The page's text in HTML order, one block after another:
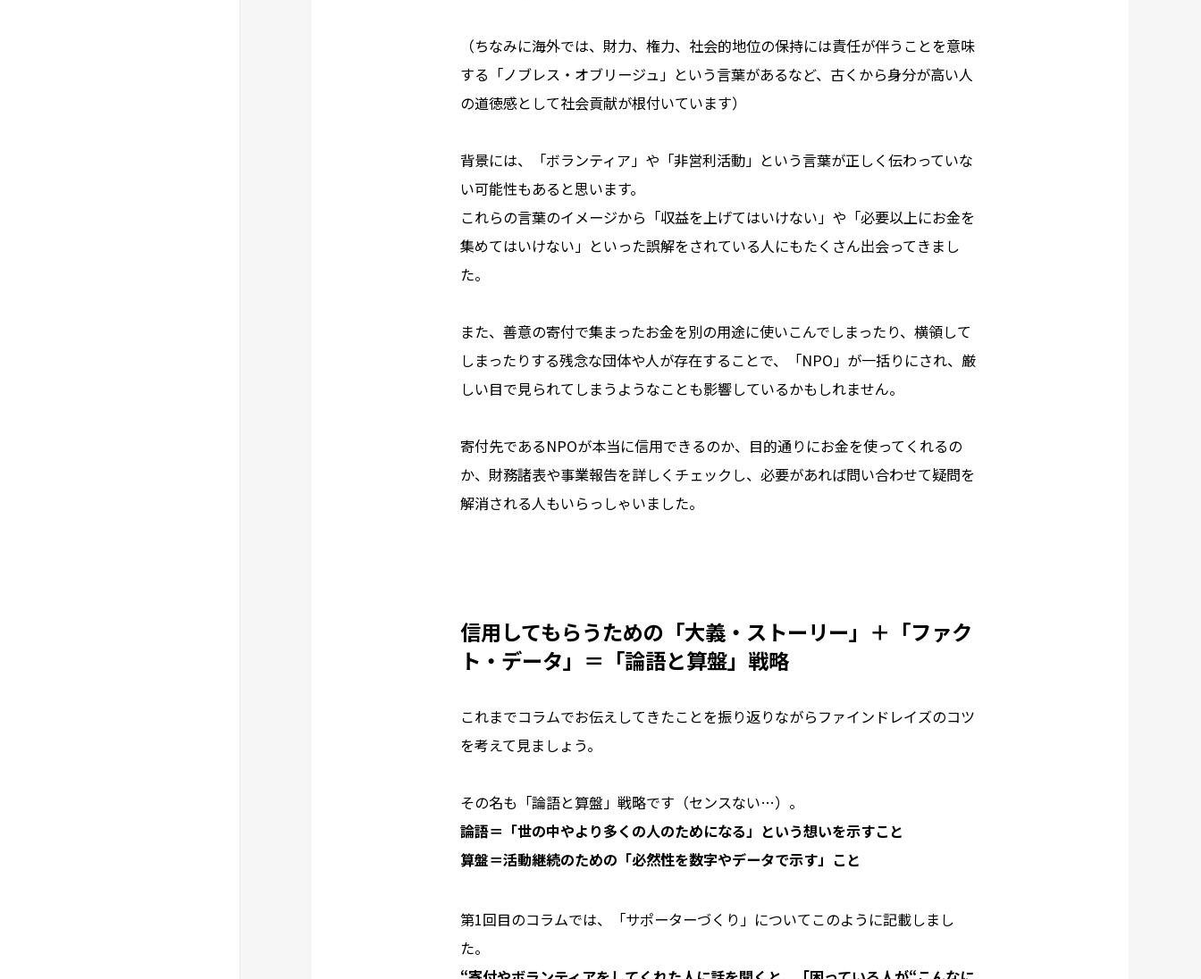
（ちなみに海外では、財力、権力、社会的地位の保持には責任が伴うことを意味
する「ノブレス・オブリージュ」という言葉があるなど、古くから身分が高い人
の道徳感として社会貢献が根付いています）
背景には、「ボランティア」や「非営利活動」という言葉が正しく伝わっていな
い可能性もあると思います。
これらの言葉のイメージから「収益を上げてはいけない」や「必要以上にお金を
集めてはいけない」といった誤解をされている人にもたくさん出会ってきまし
た。
また、善意の寄付で集まったお金を別の用途に使いこんでしまったり、横領して
しまったりする残念な団体や人が存在することで、「NPO」が一括りにされ、厳
しい目で見られてしまうようなことも影響しているかもしれません。
寄付先であるNPOが本当に信用できるのか、目的通りにお金を使ってくれるの
か、財務諸表や事業報告を詳しくチェックし、必要があれば問い合わせて疑問を
解消される人もいらっしゃいました。
信用してもらうための「大義・ストーリー」＋「ファク
ト・データ」＝「論語と算盤」戦略
これまでコラムでお伝えしてきたことを振り返りながらファインドレイズのコツ
を考えて見ましょう。
その名も「論語と算盤」戦略です（センスない…）。
論語＝「世の中やより多くの人のためになる」という想いを示すこと
算盤＝活動継続のための「必然性を数字やデータで示す」こと
第1回目のコラムでは、「サポーターづくり」についてこのように記載しまし
た。